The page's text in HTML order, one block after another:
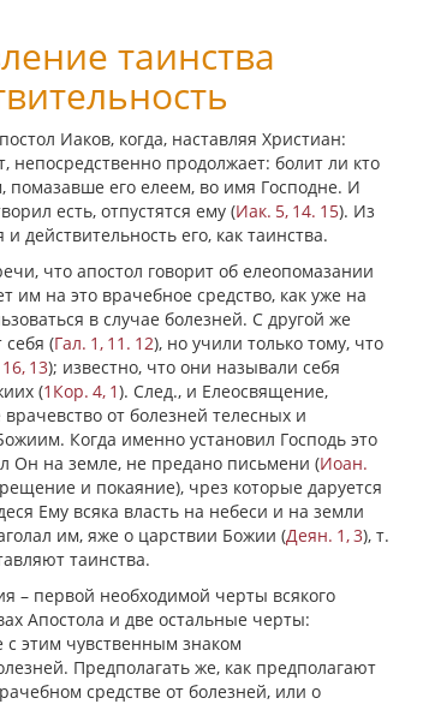
таинства
Иаков, когда, наставляя Христиан:
непосредственно продолжает: болит ли кто
помазавше его елеем, во имя Господне. И
есть, отпустятся ему (Иак. 5, 14. 15). Из
действительность его, как таинства.
что апостол говорит об елеопомазании
им на это врачебное средство, как уже на
в случае болезней. С другой же
(Гал. 1, 11. 12), но учили только тому, что
13); известно, что они называли себя
(1Кор. 4, 1). След., и Елеосвящение,
от болезней телесных и
Когда именно установил Господь это
Он на земле, не предано письмени (Иоан.
и покаяние), чрез которые даруется
Ему всяка власть на небеси и на земли
им, яже о царствии Божии (Деян. 1, 3), т.
таинства.
– первой необходимой черты всякого
Апостола и две остальные черты:
этим чувственным знаком
Предполагать же, как предполагают
средстве от болезней, или о